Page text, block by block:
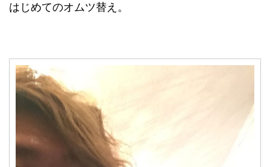
はじめてのオムツ替え。